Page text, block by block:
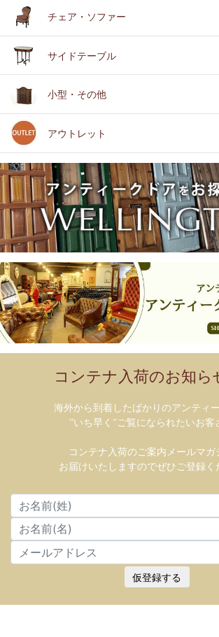
チェア・ソファー
サイドテーブル
小型・その他
アウトレット
コンテナ入荷のお知ら
海外から到着したばかりのアンティ
”いち早く”ご覧になられたいお客
コンテナ入荷のご案内メールマガ
お届けいたしますのでぜひご登録く
仮登録する